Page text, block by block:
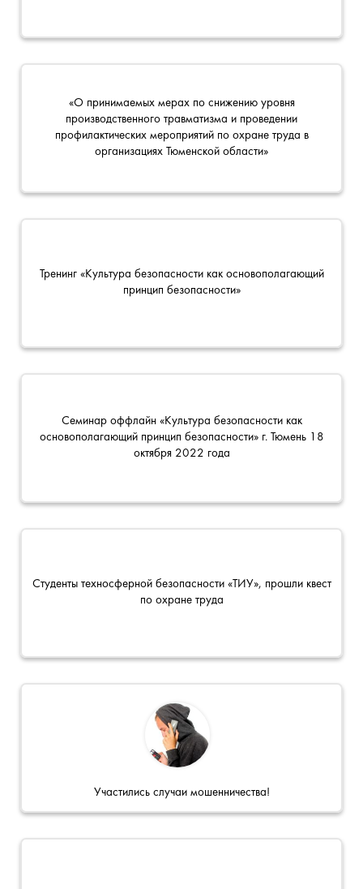
«О принимаемых мерах по снижению уровня
производственного травматизма и проведении
профилактических мероприятий по охране труда в
организациях Тюменской области»
Тренинг «Культура безопасности как основополагающий
принцип безопасности»
Семинар оффлайн «Культура безопасности как
основополагающий принцип безопасности» г. Тюмень 18
октября 2022 года
Студенты техносферной безопасности «ТИУ», прошли квест
по охране труда
Участились случаи мошенничества!